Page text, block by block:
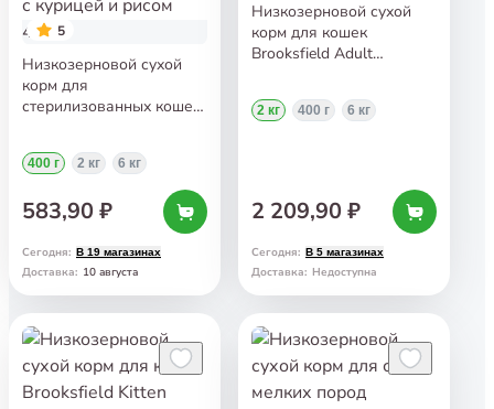
5
Низкозерновой сухой
корм для
стерилизованных кошек
Light/Sterilized с курицей
и рисом 400 г
400 г 2 кг 6 кг
583,90 ₽
Сегодня: В 19 магазинах
Доставка: 10 августа
Низкозерновой сухой
корм для кошек
Brooksfield Adult
2 кг
2 кг 400 г 6 кг
2 209,90 ₽
Сегодня: В 5 магазинах
Доставка: Недоступна